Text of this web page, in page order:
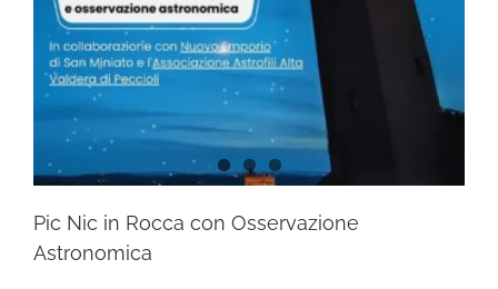
Pic Nic in Rocca con Osservazione
Astronomica